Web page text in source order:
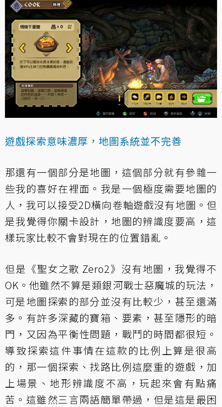
遊戲探索意味濃厚，地圖系統並不完善
那還有一個部分是地圖，這個部分就有參雜一
些我的喜好在裡面。我是一個極度需要地圖的
人，我可以接受2D橫向卷軸遊戲沒有地圖。但
是我覺得你關卡設計，地圖的辨識度要高，這
樣玩家比較不會對現在的位置錯亂。
但是《聖女之歌 Zero2》沒有地圖，我覺得不
OK。他雖然不算是類銀河戰士惡魔城的玩法，
可是地圖探索的部分並沒有比較少，甚至還滿
多。有許多深藏的寶箱、要素，甚至隱形的暗
門，又因為平衡性問題，戰鬥的時間都很短。
導致探索這件事情在這款的比例上算是很高
的，那一個探索、找路比例這麼重的遊戲，加
上場景、地形辨識度不高，玩起來會有點痛
苦。這雖然三言兩語簡單帶過，但是這是最困